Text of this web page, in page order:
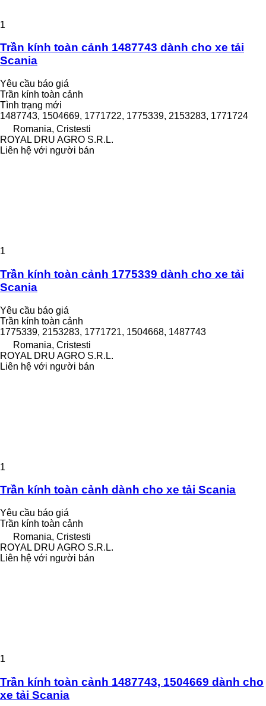
1
Trần kính toàn cảnh 1487743 dành cho xe tải
Scania
Yêu cầu báo giá
Trần kính toàn cảnh
Tình trạng mới
1487743, 1504669, 1771722, 1775339, 2153283, 1771724
Romania, Cristesti
ROYAL DRU AGRO S.R.L.
Liên hệ với người bán
1
Trần kính toàn cảnh 1775339 dành cho xe tải
Scania
Yêu cầu báo giá
Trần kính toàn cảnh
1775339, 2153283, 1771721, 1504668, 1487743
Romania, Cristesti
ROYAL DRU AGRO S.R.L.
Liên hệ với người bán
1
Trần kính toàn cảnh dành cho xe tải Scania
Yêu cầu báo giá
Trần kính toàn cảnh
Romania, Cristesti
ROYAL DRU AGRO S.R.L.
Liên hệ với người bán
1
Trần kính toàn cảnh 1487743, 1504669 dành cho
xe tải Scania